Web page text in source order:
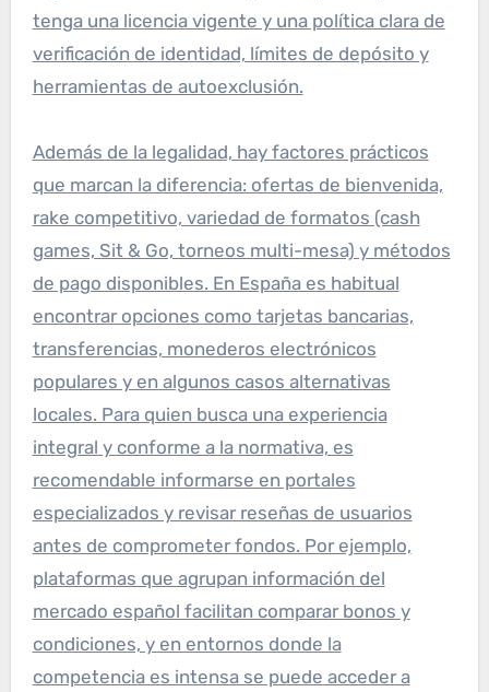
tenga una licencia vigente y una política clara de
verificación de identidad, límites de depósito y
herramientas de autoexclusión.
Además de la legalidad, hay factores prácticos
que marcan la diferencia: ofertas de bienvenida,
rake competitivo, variedad de formatos (cash
games, Sit & Go, torneos multi-mesa) y métodos
de pago disponibles. En España es habitual
encontrar opciones como tarjetas bancarias,
transferencias, monederos electrónicos
populares y en algunos casos alternativas
locales. Para quien busca una experiencia
integral y conforme a la normativa, es
recomendable informarse en portales
especializados y revisar reseñas de usuarios
antes de comprometer fondos. Por ejemplo,
plataformas que agrupan información del
mercado español facilitan comparar bonos y
condiciones, y en entornos donde la
competencia es intensa se puede acceder a